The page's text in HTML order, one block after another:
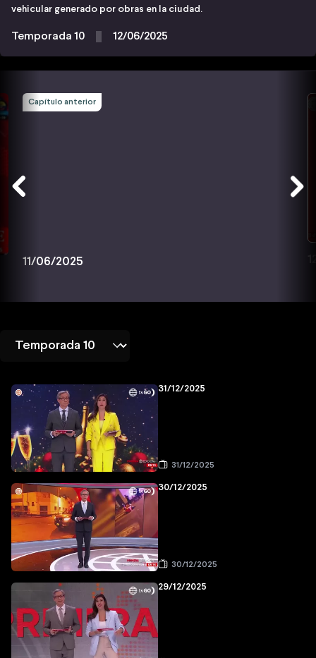
vehicular generado por obras en la ciudad.
Temporada 10 12/06/2025
Capítulo anterior
11/06/2025
31/12/2025
31/12/2025
30/12/2025
30/12/2025
29/12/2025